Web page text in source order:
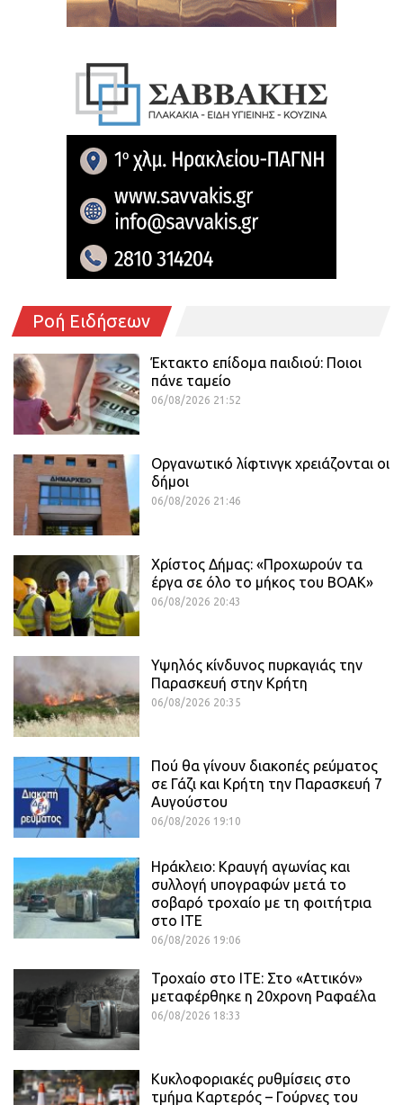
Ροή Ειδήσεων
Έκτακτο επίδομα παιδιού: Ποιοι
πάνε ταμείο
06/08/2026 21:52
Οργανωτικό λίφτινγκ χρειάζονται οι
δήμοι
06/08/2026 21:46
Χρίστος Δήμας: «Προχωρούν τα
έργα σε όλο το μήκος του ΒΟΑΚ»
06/08/2026 20:43
Υψηλός κίνδυνος πυρκαγιάς την
Παρασκευή στην Κρήτη
06/08/2026 20:35
Πού θα γίνουν διακοπές ρεύματος
σε Γάζι και Κρήτη την Παρασκευή 7
Αυγούστου
06/08/2026 19:10
Ηράκλειο: Κραυγή αγωνίας και
συλλογή υπογραφών μετά το
σοβαρό τροχαίο με τη φοιτήτρια
στο ΙΤΕ
06/08/2026 19:06
Τροχαίο στο ΙΤΕ: Στο «Αττικόν»
μεταφέρθηκε η 20χρονη Ραφαέλα
06/08/2026 18:33
Κυκλοφοριακές ρυθμίσεις στο
τμήμα Καρτερός – Γούρνες του